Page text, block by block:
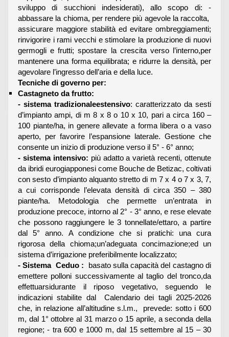
sviluppo di succhioni indesiderati), allo scopo di: -
abbassare la chioma, per rendere più agevole la raccolta,
assicurare maggiore stabilità ed evitare ombreggiamenti;
rinvigorire i rami vecchi e stimolare la produzione di nuovi
germogli e frutti; spostare la crescita verso l’interno,per
mantenere una forma equilibrata; e ridurre la densità, per
agevolare l’ingresso dell’aria e della luce.
Tecniche di governo per:
Castagneto da frutto:
- sistema tradizionaleestensivo: caratterizzato da sesti
d’impianto ampi, di m 8 x 8 o 10 x 10, pari a circa 160 –
100 piante/ha, in genere allevate a forma libera o a vaso
aperto, per favorire l’espansione laterale. Gestione che
consente un inizio di produzione verso il 5° - 6° anno;
- sistema intensivo: più adatto a varietà recenti, ottenute
da ibridi eurogiapponesi come Bouche de Betizac, coltivati
con sesto d’impianto alquanto stretto di m 7 x 4 o 7 x 3, 7,
a cui corrisponde l’elevata densità di circa 350 – 380
piante/ha. Metodologia che permette un’entrata in
produzione precoce, intorno al 2° - 3° anno, e rese elevate
che possono raggiungere le 3 tonnellate/ettaro, a partire
dal 5° anno. A condizione che si pratichi: una cura
rigorosa della chioma;un’adeguata concimazione;ed un
sistema d’irrigazione preferibilmente localizzato;
- Sistema Ceduo : basato sulla capacità del castagno di
emettere polloni successivamente al taglio del tronco,da
effettuarsidurante il riposo vegetativo, seguendo le
indicazioni stabilite dal Calendario dei tagli 2025-2026
che, in relazione all’altitudine s.l.m., prevede: sotto i 600
m, dal 1° ottobre al 31 marzo o 15 aprile, a seconda della
regione; - tra 600 e 1000 m, dal 15 settembre al 15 – 30